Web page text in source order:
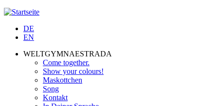
Jump to navigation
DE
EN
WELTGYMNAESTRADA
Come together.
Show your colours!
Maskottchen
Song
Kontakt